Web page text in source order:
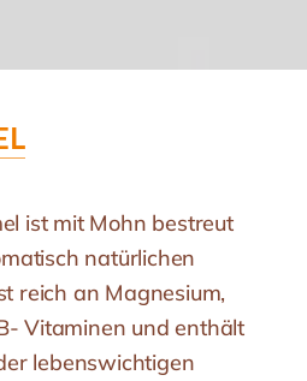
ist mit Mohn bestreut
natürlichen
reich an Magnesium,
Vitaminen und enthält
lebenswichtigen